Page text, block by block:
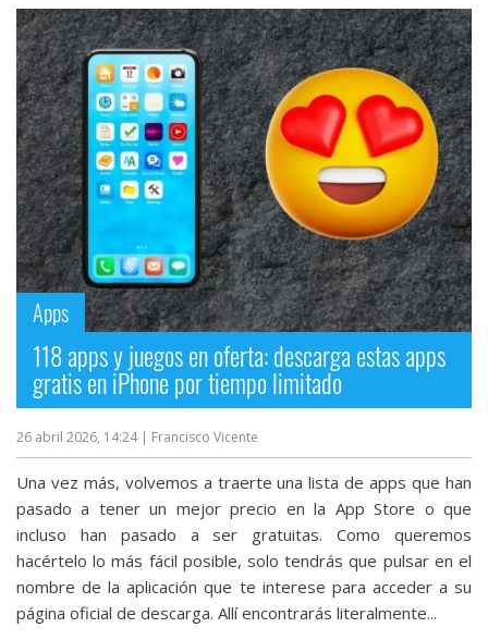
+
Más
temas
Sorteos
Foros
Contacto
/
Sobre
nosotros
/
Publicidad
/
Cambiar
opciones
de
privacidad
/
Apps
118 apps y juegos en oferta: descarga estas apps
gratis en iPhone por tiempo limitado
26 abril 2026, 14:24 | Francisco Vicente
Una vez más, volvemos a traerte una lista de apps que han
pasado a tener un mejor precio en la App Store o que
incluso han pasado a ser gratuitas. Como queremos
hacértelo lo más fácil posible, solo tendrás que pulsar en el
nombre de la aplicación que te interese para acceder a su
página oficial de descarga. Allí encontrarás literalmente...